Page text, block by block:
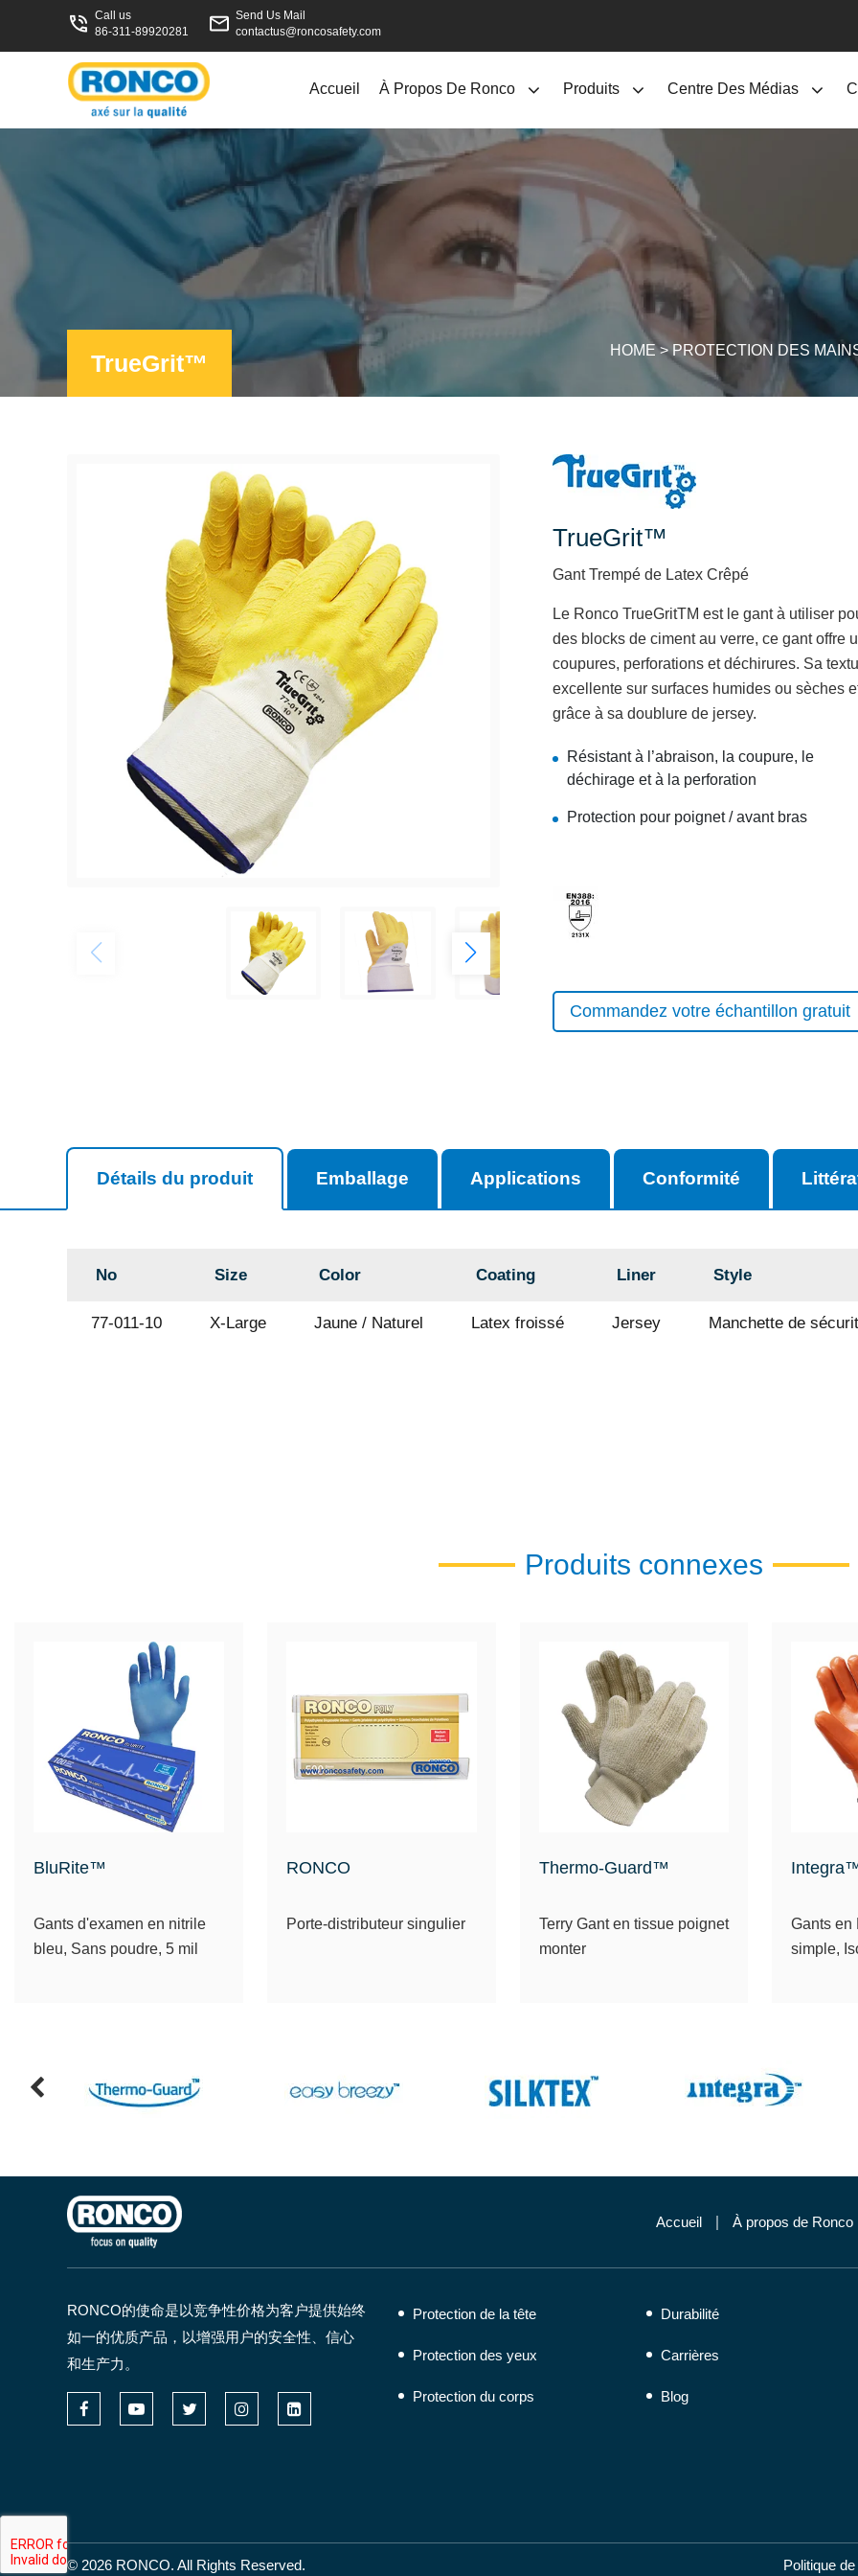
Call us
86-311-89920281
Send Us Mail
contactus@roncosafety.com
Accueil À Propos De Ronco Produits Centre Des Médias
TrueGrit™ HOME>PROTECTION DES
TrueGrit™
Gant Trempé de Latex Crêpé
Le Ronco TrueGritTM est le gant à utiliser
des blocks de ciment au verre, ce gant offre
coupures, perforations et déchirures. Sa
excellente sur surfaces humides ou sèches
grâce à sa doublure de jersey.
Résistant à l’abraison, la coupure, le
déchirage et à la perforation
Protection pour poignet / avant bras
Commandez votre échantillon gratuit
Détails du produit Emballage Applications Conformité
No Size Color Coating Liner Style
77-011-10 X-Large Jaune / Naturel Latex froissé Jersey Manchette de
Produits connexes
BluRite™
Gants d'examen en nitrile
bleu, Sans poudre, 5 mil
RONCO
Porte-distributeur singulier
Thermo-Guard™
Terry Gant en tissue poignet
monter
Gants en
simple,
Accueil À propos de Ronco
RONCO的使命是以竞争性价格为客户提供始终
如一的优质产品，以增强用户的安全性、信心
和生产力。
Protection de la tête
Protection des yeux
Protection du corps
Durabilité
Carrières
Blog
© 2026 RONCO. All Rights Reserved. Politique